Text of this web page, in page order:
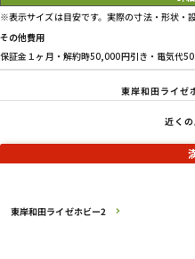
※表示サイズは目安です。実際の寸法・形状・
その他費用
保証金１ヶ月・解約時50,000円引き・電気代
東岸和田ライゼ
近く
東岸和田ライゼホビー2